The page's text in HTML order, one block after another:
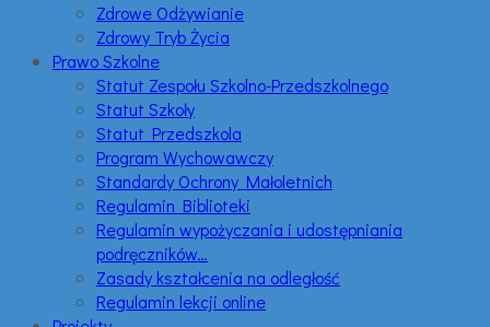
Zdrowe Odżywianie
Zdrowy Tryb Życia
Prawo Szkolne
Statut Zespołu Szkolno-Przedszkolnego
Statut Szkoły
Statut Przedszkola
Program Wychowawczy
Standardy Ochrony Małoletnich
Regulamin Biblioteki
Regulamin wypożyczania i udostępniania
podręczników…
Zasady kształcenia na odległość
Regulamin lekcji online